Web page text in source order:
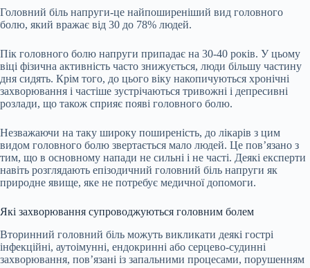
Головний біль напруги-це найпоширеніший вид головного
болю, який вражає від 30 до 78% людей.
Пік головного болю напруги припадає на 30-40 років. У цьому
віці фізична активність часто знижується, люди більшу частину
дня сидять. Крім того, до цього віку накопичуються хронічні
захворювання і частіше зустрічаються тривожні і депресивні
розлади, що також сприяє появі головного болю.
Незважаючи на таку широку поширеність, до лікарів з цим
видом головного болю звертається мало людей. Це пов’язано з
тим, що в основному напади не сильні і не часті. Деякі експерти
навіть розглядають епізодичний головний біль напруги як
природне явище, яке не потребує медичної допомоги.
Які захворювання супроводжуються головним болем
Вторинний головний біль можуть викликати деякі гострі
інфекційні, аутоімунні, ендокринні або серцево-судинні
захворювання, пов’язані із запальними процесами, порушенням